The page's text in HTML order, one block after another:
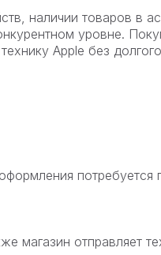
наличии товаров в
уровне.
Apple без
потребуется
магазин отправляет